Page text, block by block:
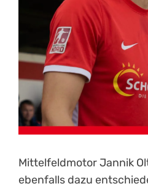
Mittelfeldmotor Jannik
ebenfalls dazu